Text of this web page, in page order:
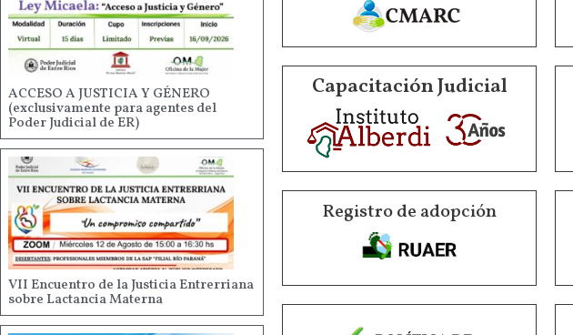
ACCESO A JUSTICIA Y GÉNERO
(exclusivamente para agentes del
Poder Judicial de ER)
VII Encuentro de la Justicia Entrerriana
sobre Lactancia Materna
Capacitación Judicial
Registro de adopción